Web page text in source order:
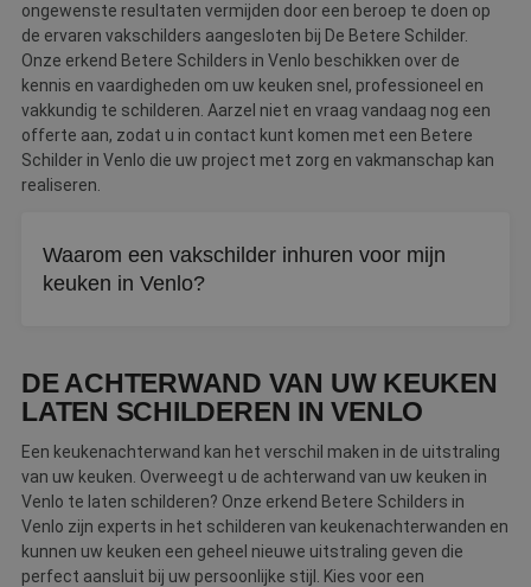
ongewenste resultaten vermijden door een beroep te doen op
de ervaren vakschilders aangesloten bij De Betere Schilder.
Onze erkend Betere Schilders in Venlo beschikken over de
kennis en vaardigheden om uw keuken snel, professioneel en
vakkundig te schilderen. Aarzel niet en vraag vandaag nog een
offerte aan, zodat u in contact kunt komen met een Betere
Schilder in Venlo die uw project met zorg en vakmanschap kan
realiseren.
Waarom een vakschilder inhuren voor mijn
keuken in Venlo?
brengt werken met verfdampen veiligheidsrisico's met
zich mee.
DE ACHTERWAND VAN UW KEUKEN
LATEN SCHILDEREN IN VENLO
Een keukenachterwand kan het verschil maken in de uitstraling
van uw keuken. Overweegt u de achterwand van uw keuken in
Venlo te laten schilderen? Onze erkend Betere Schilders in
Venlo zijn experts in het schilderen van keukenachterwanden en
kunnen uw keuken een geheel nieuwe uitstraling geven die
perfect aansluit bij uw persoonlijke stijl. Kies voor een